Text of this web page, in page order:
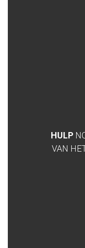
HULP
VAN